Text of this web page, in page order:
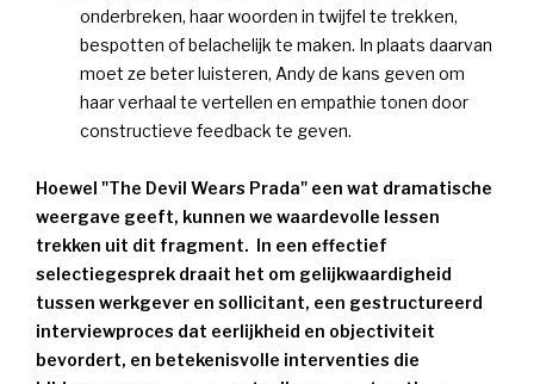
onderbreken, haar woorden in twijfel te trekken,
bespotten of belachelijk te maken. In plaats daarvan
moet ze beter luisteren, Andy de kans geven om
haar verhaal te vertellen en empathie tonen door
constructieve feedback te geven.
Hoewel "The Devil Wears Prada" een wat dramatische
weergave geeft, kunnen we waardevolle lessen
trekken uit dit fragment. In een effectief
selectiegesprek draait het om gelijkwaardigheid
tussen werkgever en sollicitant, een gestructureerd
interviewproces dat eerlijkheid en objectiviteit
bevordert, en betekenisvolle interventies die